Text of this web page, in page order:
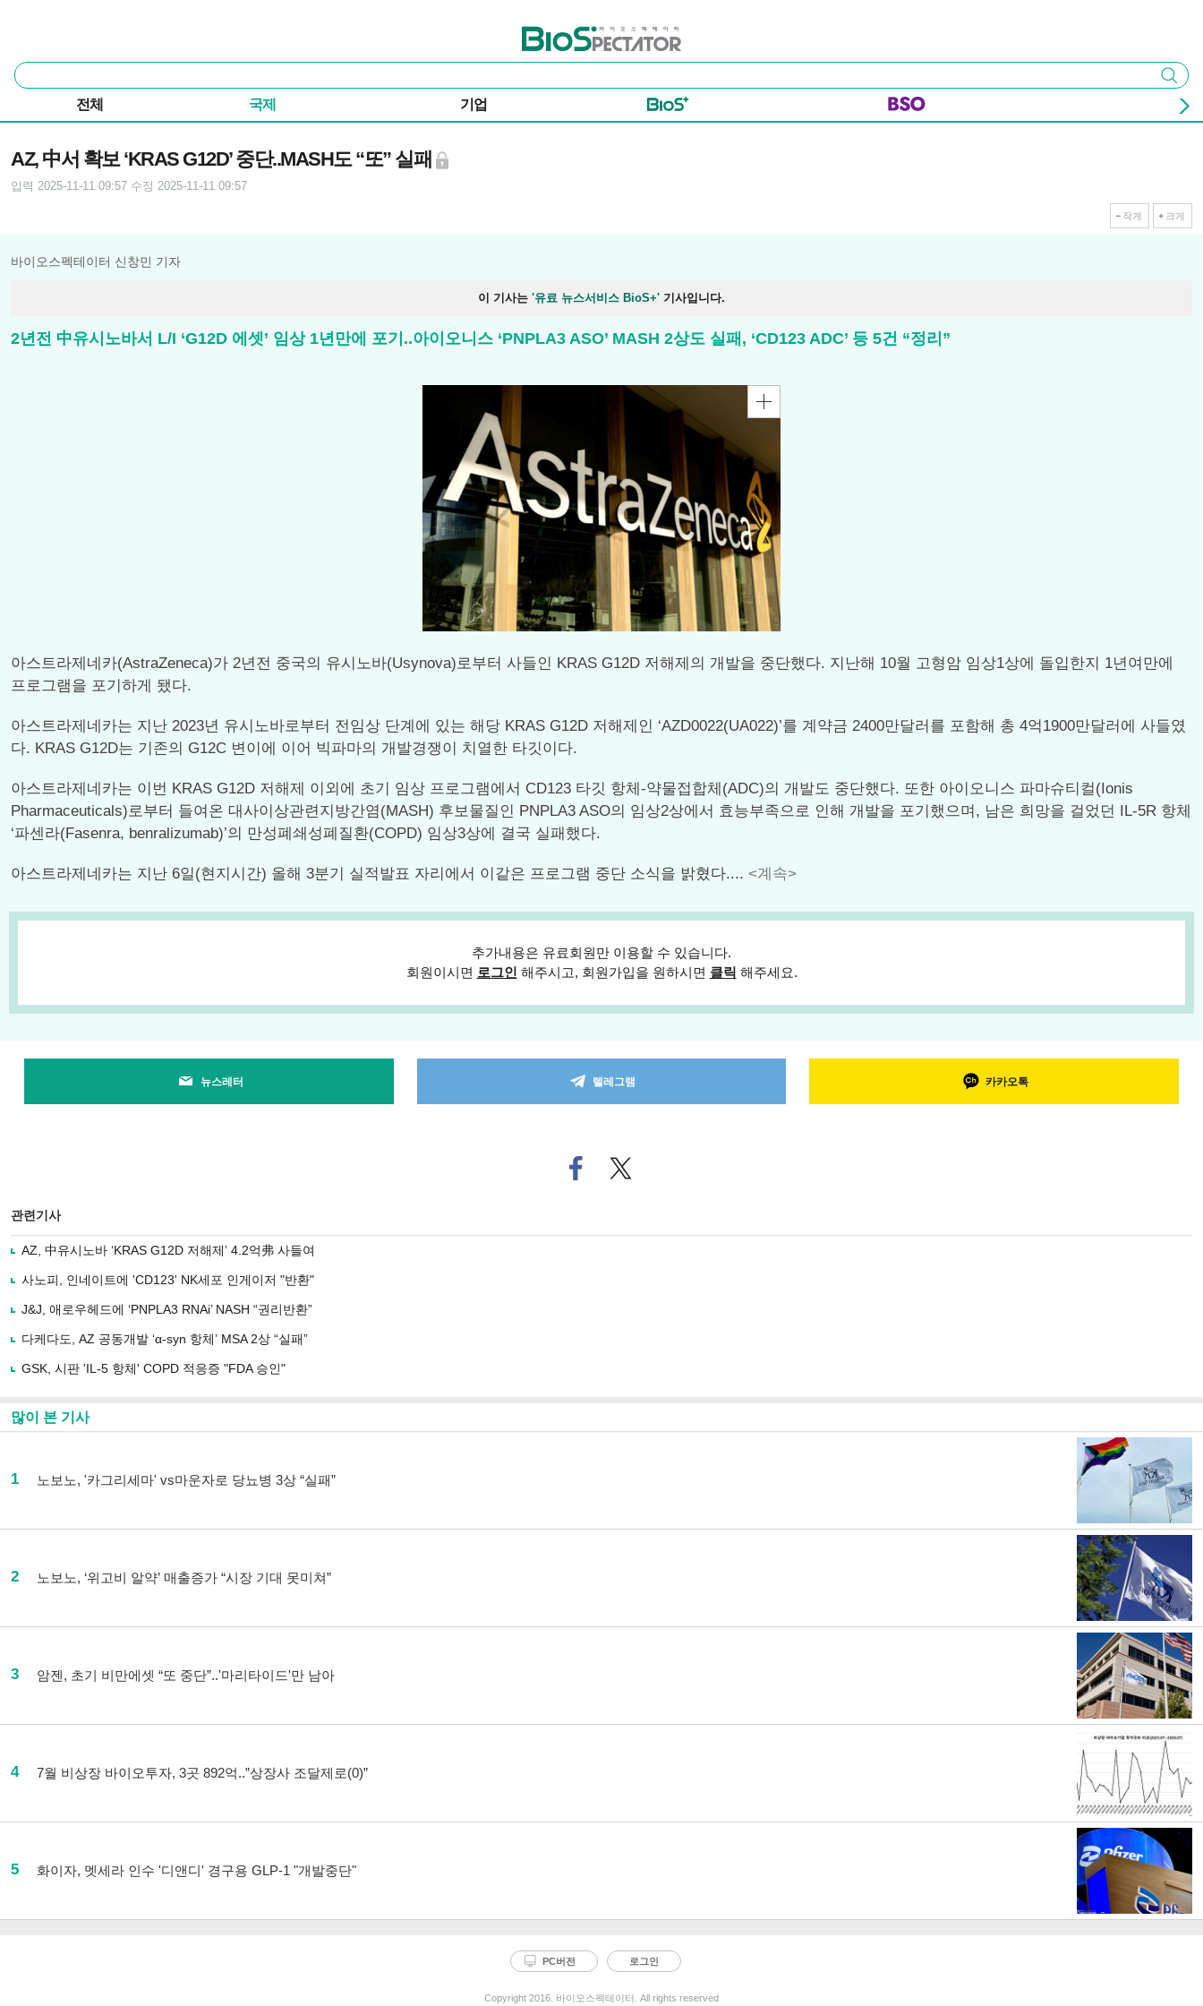
바이오스펙테이터
통
합
색
검색
전체 국제 기업
AZ, 中서 확보 ‘KRAS G12D’ 중단..MASH도 “또” 실패
입력 2025-11-11 09:57 수정 2025-11-11 09:57
작게 크게
바이오스펙테이터 신창민 기자
이 기사는 '유료 뉴스서비스 BioS+' 기사입니다.
2년전 中유시노바서 L/I ‘G12D 에셋’ 임상 1년만에 포기..아이오니스 ‘PNPLA3 ASO’ MASH 2상도 실패, ‘CD123 ADC’ 등 5건 “정리”
아스트라제네카(AstraZeneca)가 2년전 중국의 유시노바(Usynova)로부터 사들인 KRAS G12D 저해제의 개발을 중단했다. 지난해 10월 고형암 임상1상에 돌입한지 1년여만에
프로그램을 포기하게 됐다.
아스트라제네카는 지난 2023년 유시노바로부터 전임상 단계에 있는 해당 KRAS G12D 저해제인 ‘AZD0022(UA022)’를 계약금 2400만달러를 포함해 총 4억1900만달러에 사들였
다. KRAS G12D는 기존의 G12C 변이에 이어 빅파마의 개발경쟁이 치열한 타깃이다.
아스트라제네카는 이번 KRAS G12D 저해제 이외에 초기 임상 프로그램에서 CD123 타깃 항체-약물접합체(ADC)의 개발도 중단했다. 또한 아이오니스 파마슈티컬(Ionis
Pharmaceuticals)로부터 들여온 대사이상관련지방간염(MASH) 후보물질인 PNPLA3 ASO의 임상2상에서 효능부족으로 인해 개발을 포기했으며, 남은 희망을 걸었던 IL-5R 항체
‘파센라(Fasenra, benralizumab)’의 만성폐쇄성폐질환(COPD) 임상3상에 결국 실패했다.
아스트라제네카는 지난 6일(현지시간) 올해 3분기 실적발표 자리에서 이같은 프로그램 중단 소식을 밝혔다.... <계속>
추가내용은 유료회원만 이용할 수 있습니다.
회원이시면 로그인 해주시고, 회원가입을 원하시면 클릭 해주세요.
뉴스레터 텔레그램 카카오톡
페
이
트위
터로
관련기사
AZ, 中유시노바 ‘KRAS G12D 저해제’ 4.2억弗 사들여
사노피, 인네이트에 'CD123' NK세포 인게이저 "반환"
J&J, 애로우헤드에 ‘PNPLA3 RNAi’ NASH “권리반환”
다케다도, AZ 공동개발 ‘α-syn 항체’ MSA 2상 “실패”
GSK, 시판 'IL-5 항체' COPD 적응증 "FDA 승인"
많이 본 기사
1 노보노, '카그리세마' vs마운자로 당뇨병 3상 “실패”
2 노보노, ‘위고비 알약’ 매출증가 “시장 기대 못미쳐”
3 암젠, 초기 비만에셋 “또 중단”..'마리타이드'만 남아
4 7월 비상장 바이오투자, 3곳 892억..”상장사 조달제로(0)”
5 화이자, 멧세라 인수 '디앤디' 경구용 GLP-1 "개발중단"
PC버전 로그인
Copyright 2016. 바이오스펙테이터. All rights reserved